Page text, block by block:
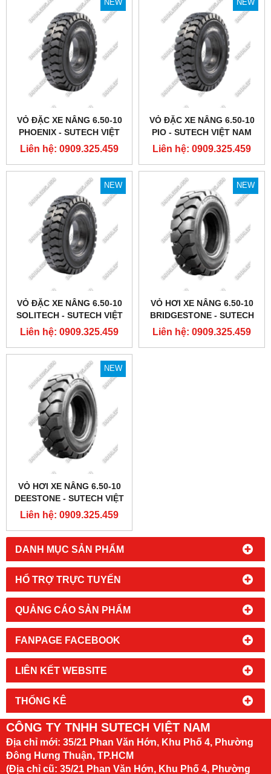
DANH MỤC SẢN PHẨM
HỔ TRỢ TRỰC TUYẾN
QUẢNG CÁO SẢN PHẨM
FANPAGE FACEBOOK
LIÊN KẾT WEBSITE
THỐNG KÊ
NEW
VỎ ĐẶC XE NÂNG 6.50-10
PHOENIX - SUTECH VIỆT
NAM
Liên hệ: 0909.325.459
NEW
VỎ ĐẶC XE NÂNG 6.50-10
PIO - SUTECH VIỆT NAM
Liên hệ: 0909.325.459
NEW
VỎ ĐẶC XE NÂNG 6.50-10
SOLITECH - SUTECH VIỆT
NAM
Liên hệ: 0909.325.459
NEW
VỎ HƠI XE NÂNG 6.50-10
BRIDGESTONE - SUTECH
VIỆT NAM
Liên hệ: 0909.325.459
NEW
VỎ HƠI XE NÂNG 6.50-10
DEESTONE - SUTECH VIỆT
NAM
Liên hệ: 0909.325.459
CÔNG TY TNHH SUTECH VIỆT NAM
Địa chỉ mới: 35/21 Phan Văn Hớn, Khu Phố 4, Phường
Đông Hưng Thuận, TP.HCM
(Địa chỉ cũ: 35/21 Phan Văn Hớn, Khu Phố 4, Phường